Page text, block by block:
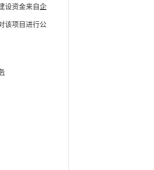
设资金来自企
该项目进行公